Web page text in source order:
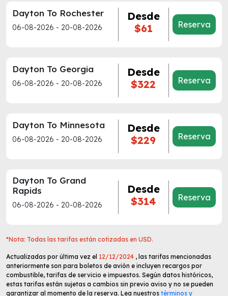
Dayton To Rochester
06-08-2026 - 20-08-2026
Desde
$61
Reserva
Dayton To Georgia
06-08-2026 - 20-08-2026
Desde
$322
Reserva
Dayton To Minnesota
06-08-2026 - 20-08-2026
Desde
$229
Reserva
Dayton To Grand
Rapids
06-08-2026 - 20-08-2026
Desde
$314
Reserva
*Nota: Todas las tarifas están cotizadas en USD.
Actualizadas por última vez el 12/12/2024 , las tarifas mencionadas
anteriormente son para boletos de avión e incluyen recargos por
combustible, tarifas de servicio e impuestos. Según datos históricos,
estas tarifas están sujetas a cambios sin previo aviso y no se pueden
garantizar al momento de la reserva. Lea nuestros términos y